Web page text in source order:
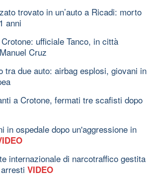
trovato in un’auto a Ricadi: morto
anni
ufficiale Tanco, in città
Cruz
tra due auto: airbag esplosi, giovani in
a Crotone, fermati tre scafisti dopo
in ospedale dopo un'aggressione in
internazionale di narcotraffico gestita
VIDEO